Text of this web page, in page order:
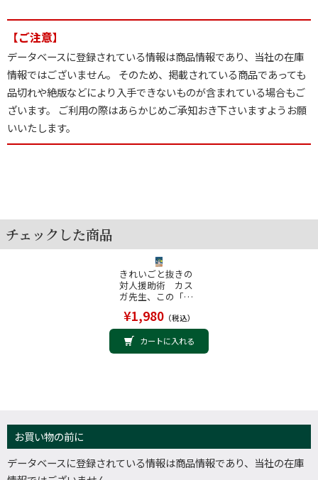
【ご注意】
データベースに登録されている情報は商品情報であり、当社の在庫
情報ではございません。 そのため、掲載されている商品であっても
品切れや絶版などにより入手できないものが含まれている場合もご
ざいます。 ご利用の際はあらかじめご承知おき下さいますようお願
いいたします。
チェックした商品
きれいごと抜きの
対人援助術 カス
ガ先生、この「詰
ればいいですか？
¥1,980（税込）
カートに入れる
お買い物の前に
データベースに登録されている情報は商品情報であり、当社の在庫